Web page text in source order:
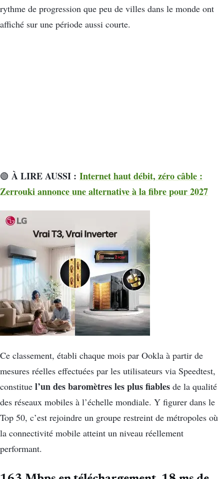
rythme de progression que peu de villes dans le monde ont
affiché sur une période aussi courte.
🟢 À LIRE AUSSI : Internet haut débit, zéro câble :
Zerrouki annonce une alternative à la fibre pour 2027
Ce classement, établi chaque mois par Ookla à partir de
mesures réelles effectuées par les utilisateurs via Speedtest,
constitue l’un des baromètres les plus fiables de la qualité
des réseaux mobiles à l’échelle mondiale. Y figurer dans le
Top 50, c’est rejoindre un groupe restreint de métropoles où
la connectivité mobile atteint un niveau réellement
performant.